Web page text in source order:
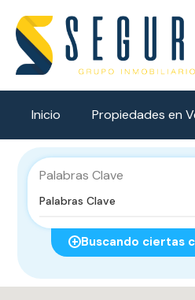
Inicio Propiedades en
Palabras Clave
Buscando ciertas